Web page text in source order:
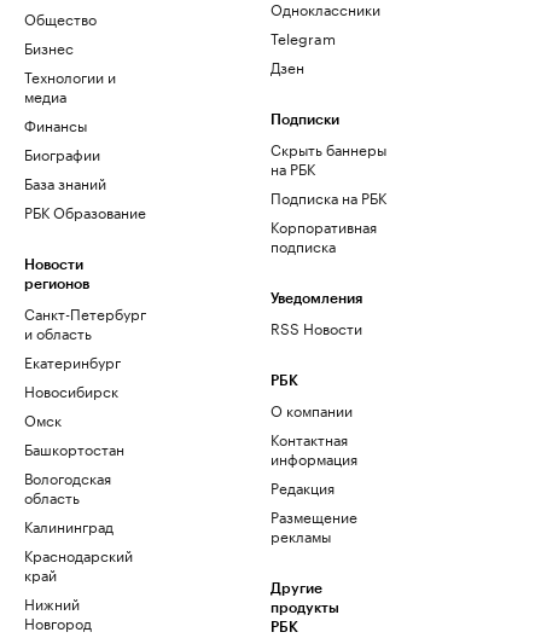
Общество
Бизнес
Технологии и
медиа
Финансы
Биографии
База знаний
РБК Образование
Новости
регионов
Санкт-Петербург
и область
Екатеринбург
Новосибирск
Омск
Башкортостан
Вологодская
область
Калининград
Краснодарский
край
Нижний
Новгород
Одноклассники
Telegram
Дзен
Подписки
Скрыть баннеры
на РБК
Подписка на РБК
Корпоративная
подписка
Уведомления
RSS Новости
РБК
О компании
Контактная
информация
Редакция
Размещение
рекламы
Другие
продукты
РБК